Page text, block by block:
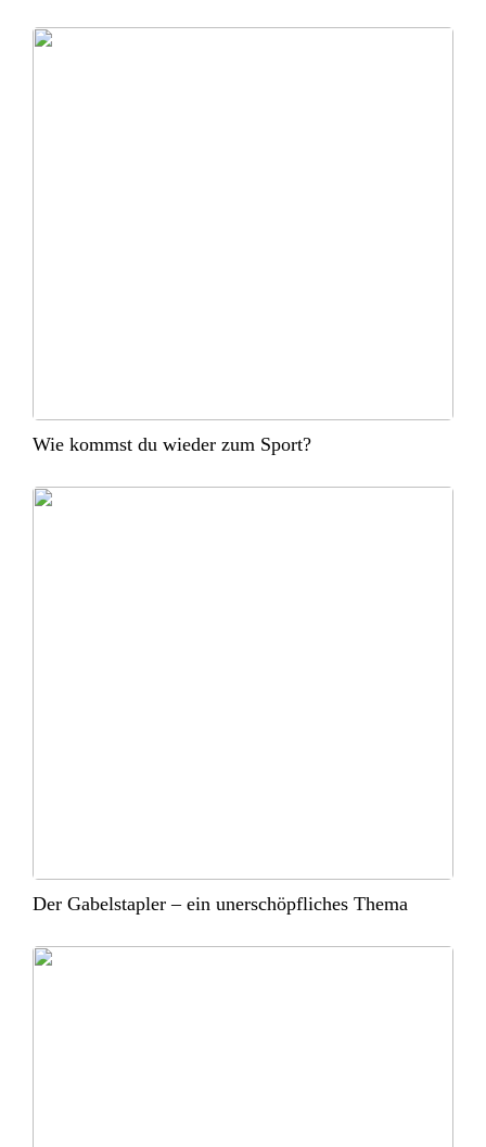
Wie kommst du wieder zum Sport?
Der Gabelstapler – ein unerschöpfliches Thema